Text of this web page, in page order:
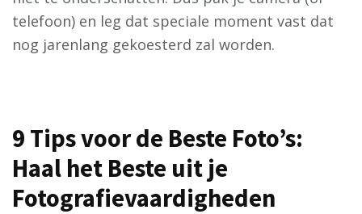
telefoon) en leg dat speciale moment vast dat
nog jarenlang gekoesterd zal worden.
9 Tips voor de Beste Foto’s:
Haal het Beste uit je
Fotografievaardigheden